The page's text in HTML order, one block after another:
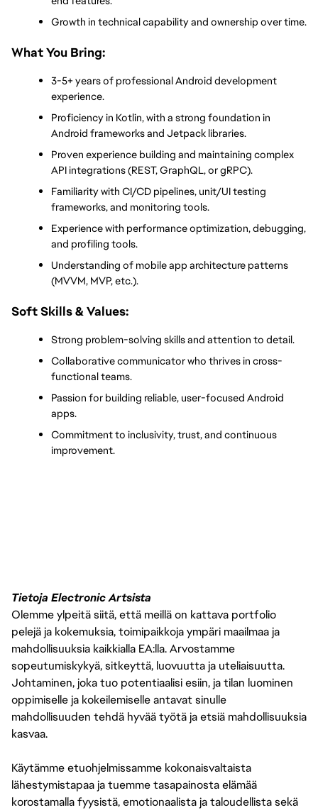
Growth in technical capability and ownership over time.
What You Bring:
3-5+ years of professional Android development
experience.
Proficiency in Kotlin, with a strong foundation in
Android frameworks and Jetpack libraries.
Proven experience building and maintaining complex
API integrations (REST, GraphQL, or gRPC).
Familiarity with CI/CD pipelines, unit/UI testing
frameworks, and monitoring tools.
Experience with performance optimization, debugging,
and profiling tools.
Understanding of mobile app architecture patterns
(MVVM, MVP, etc.).
Soft Skills & Values:
Strong problem-solving skills and attention to detail.
Collaborative communicator who thrives in cross-
functional teams.
Passion for building reliable, user-focused Android
apps.
Commitment to inclusivity, trust, and continuous
improvement.
Tietoja Electronic Artsista
Olemme ylpeitä siitä, että meillä on kattava portfolio
pelejä ja kokemuksia, toimipaikkoja ympäri maailmaa ja
mahdollisuuksia kaikkialla EA:lla. Arvostamme
sopeutumiskykyä, sitkeyttä, luovuutta ja uteliaisuutta.
Johtaminen, joka tuo potentiaalisi esiin, ja tilan luominen
oppimiselle ja kokeilemiselle antavat sinulle
mahdollisuuden tehdä hyvää työtä ja etsiä mahdollisuuksia
kasvaa.
Käytämme etuohjelmissamme kokonaisvaltaista
lähestymistapaa ja tuemme tasapainosta elämää
korostamalla fyysistä, emotionaalista ja taloudellista sekä